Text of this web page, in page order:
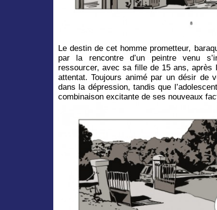
Le destin de cet homme prometteur,
par la rencontre d’un peintre venu
ressourcer, avec sa fille de 15 ans, après
attentat. Toujours animé par un désir de
dans la dépression, tandis que
combinaison excitante de ses nouveaux